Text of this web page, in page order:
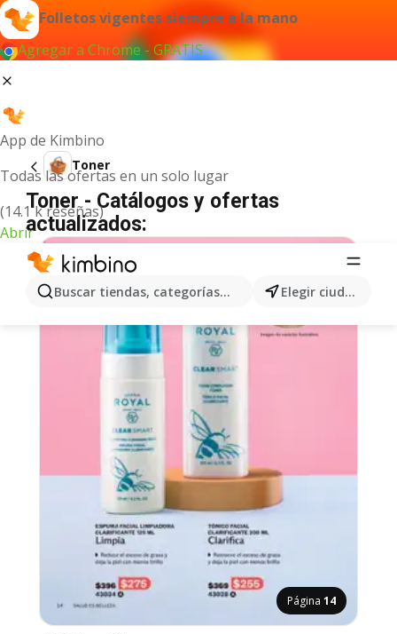
Folletos vigentes siempre a la mano
Agregar a Chrome - GRATIS
App de Kimbino
Todas las ofertas en un solo lugar
(14.1 k reseñas)
Abrir
Buscar tiendas, categorías, productos... Elegir ciudad
Toner
Toner - Catálogos y ofertas
actualizados:
Página 14